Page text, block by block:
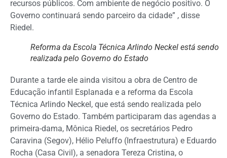
recursos públicos. Com ambiente de negócio positivo. O
Governo continuará sendo parceiro da cidade” , disse
Riedel.
Reforma da Escola Técnica Arlindo Neckel está sendo
realizada pelo Governo do Estado
Durante a tarde ele ainda visitou a obra de Centro de
Educação infantil Esplanada e a reforma da Escola
Técnica Arlindo Neckel, que está sendo realizada pelo
Governo do Estado. Também participaram das agendas a
primeira-dama, Mônica Riedel, os secretários Pedro
Caravina (Segov), Hélio Peluffo (Infraestrutura) e Eduardo
Rocha (Casa Civil), a senadora Tereza Cristina, o